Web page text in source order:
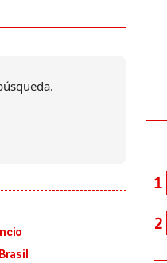
1
2